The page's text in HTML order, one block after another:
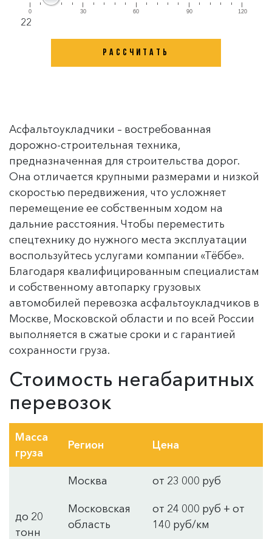
0 30 60 90 120
22
Асфальтоукладчики – востребованная
дорожно-строительная техника,
предназначенная для строительства дорог.
Она отличается крупными размерами и низкой
скоростью передвижения, что усложняет
перемещение ее собственным ходом на
дальние расстояния. Чтобы переместить
спецтехнику до нужного места эксплуатации
воспользуйтесь услугами компании «Тёббе».
Благодаря квалифицированным специалистам
и собственному автопарку грузовых
автомобилей перевозка асфальтоукладчиков в
Москве, Московской области и по всей России
выполняется в сжатые сроки и с гарантией
сохранности груза.
Стоимость негабаритных
перевозок
Масса
груза
Регион Цена
до 20
тонн
Москва от 23 000 руб
Московская
область
от 24 000 руб + от
140 руб/км